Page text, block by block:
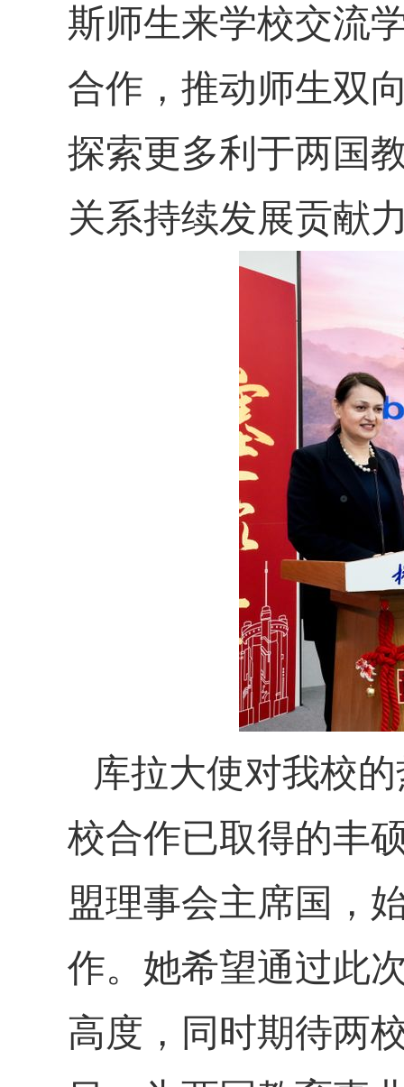
斯师生来学校交流
合作，推动师生双
探索更多利于两国
关系持续发展贡献
库拉大使对我校
校合作已取得的丰
盟理事会主席国，
作。她希望通过此
高度，同时期待两